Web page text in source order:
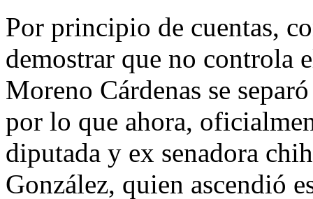
Por principio de cuentas,
demostrar que no controla
Moreno Cárdenas se
por lo que ahora,
diputada y ex senadora
González, quien ascendió